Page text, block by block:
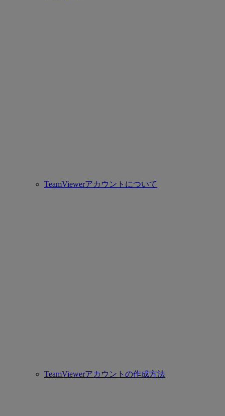
TeamViewerアカウントについて
TeamViewerアカウントの作成方法